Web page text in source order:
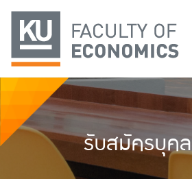
รับสมัครบุค